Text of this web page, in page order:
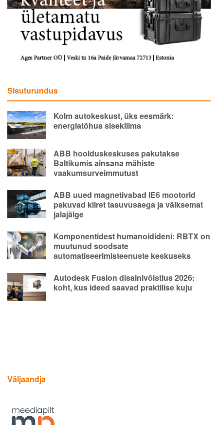
Sisuturundus
Kolm autokeskust, üks eesmärk:
energiatõhus sisekliima
ABB hoolduskeskuses pakutakse
Baltikumis ainsana mähiste
vaakumsurveimmutust
ABB uued magnetivabad IE6 mootorid
pakuvad kiiret tasuvusaega ja väiksemat
jalajälge
Komponentidest humanoidideni: RBTX on
muutunud soodsate
automatiseerimisteenuste keskuseks
Autodesk Fusion disainivõistlus 2026:
koht, kus ideed saavad praktilise kuju
Väljaandja